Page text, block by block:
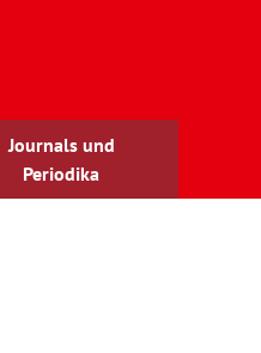
Journals und
Periodika